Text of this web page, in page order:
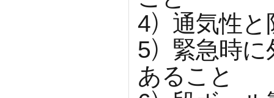
4）通気性
5）緊急時
あること